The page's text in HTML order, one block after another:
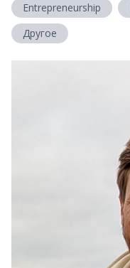
Entrepreneurship
Другое